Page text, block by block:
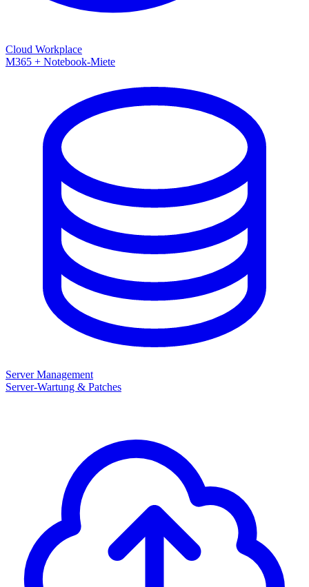
Cloud Workplace
M365 + Notebook-Miete
Server Management
Server-Wartung & Patches